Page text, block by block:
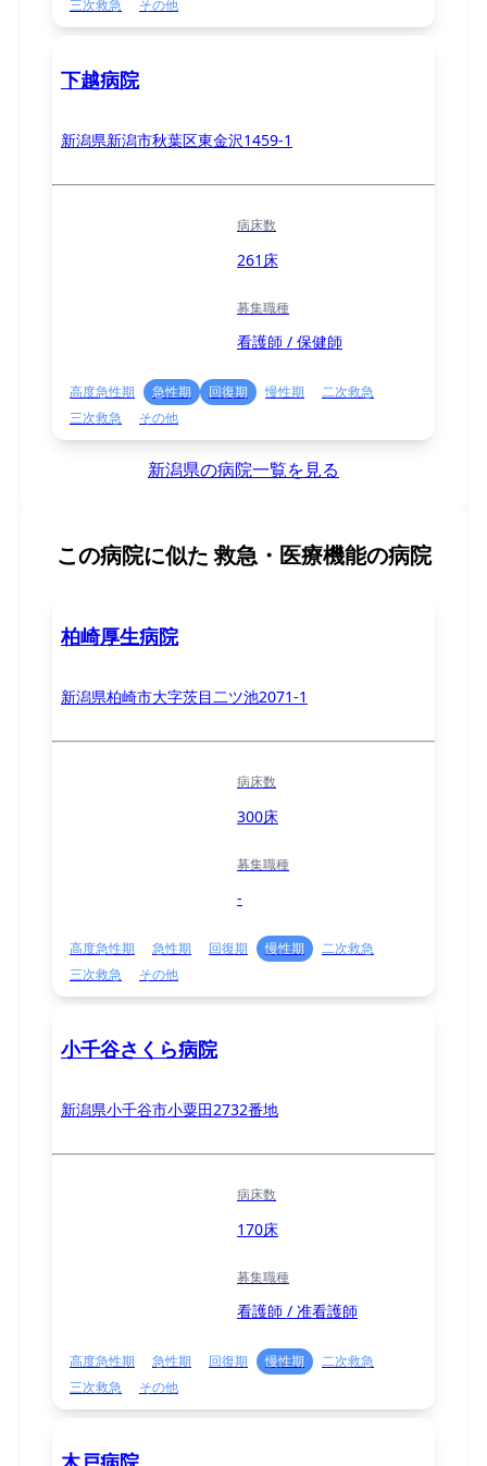
三次救急
その他
下越病院
新潟県新潟市秋葉区東金沢1459-1
病床数
261床
募集職種
看護師 / 保健師
高度急性期 急性期 回復期 慢性期
二次救急
三次救急
その他
新潟県の病院一覧を見る
この病院に似た 救急・医療機能の病院
柏崎厚生病院
新潟県柏崎市大字茨目二ツ池2071-1
病床数
300床
募集職種
-
高度急性期 急性期 回復期 慢性期
二次救急
三次救急
その他
小千谷さくら病院
新潟県小千谷市小粟田2732番地
病床数
170床
募集職種
看護師 / 准看護師
高度急性期 急性期 回復期 慢性期
二次救急
三次救急
その他